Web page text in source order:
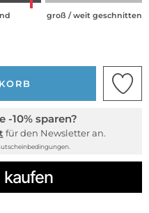
groß / weit geschnitten
-10% sparen?
für den Newsletter an.